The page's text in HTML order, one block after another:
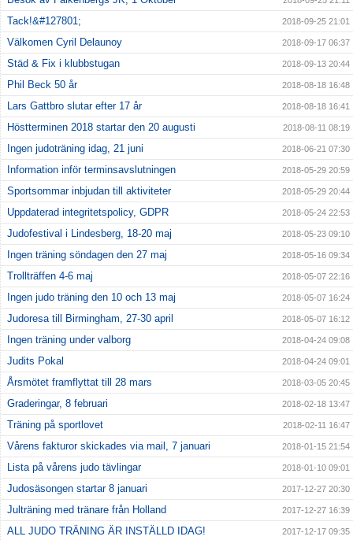
Tack!&#127801; 2018-09-25 21:01
Välkomen Cyril Delaunoy 2018-09-17 06:37
Städ & Fix i klubbstugan 2018-09-13 20:44
Phil Beck 50 år 2018-08-18 16:48
Lars Gattbro slutar efter 17 år 2018-08-18 16:41
Höstterminen 2018 startar den 20 augusti 2018-08-11 08:19
Ingen judoträning idag, 21 juni 2018-06-21 07:30
Information inför terminsavslutningen 2018-05-29 20:59
Sportsommar inbjudan till aktiviteter 2018-05-29 20:44
Uppdaterad integritetspolicy, GDPR 2018-05-24 22:53
Judofestival i Lindesberg, 18-20 maj 2018-05-23 09:10
Ingen träning söndagen den 27 maj 2018-05-16 09:34
Trollträffen 4-6 maj 2018-05-07 22:16
Ingen judo träning den 10 och 13 maj 2018-05-07 16:24
Judoresa till Birmingham, 27-30 april 2018-05-07 16:12
Ingen träning under valborg 2018-04-24 09:08
Judits Pokal 2018-04-24 09:01
Årsmötet framflyttat till 28 mars 2018-03-05 20:45
Graderingar, 8 februari 2018-02-18 13:47
Träning på sportlovet 2018-02-11 16:47
Vårens fakturor skickades via mail, 7 januari 2018-01-15 21:54
Lista på vårens judo tävlingar 2018-01-10 09:01
Judosäsongen startar 8 januari 2017-12-27 20:30
Julträning med tränare från Holland 2017-12-27 16:39
ALL JUDO TRÄNING ÄR INSTÄLLD IDAG! 2017-12-17 09:35